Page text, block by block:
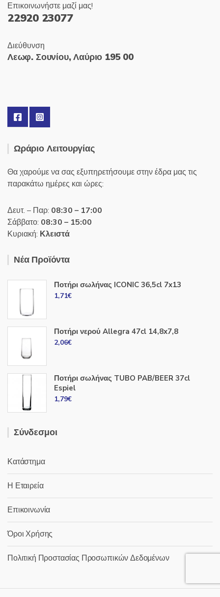
Επικοινωνήστε μαζί μας!
22920 23077
Διεύθυνση
Λεωφ. Σουνίου, Λαύριο 195 00
Ωράριο Λειτουργίας
Θα χαρούμε να σας εξυπηρετήσουμε στην έδρα μας τις
παρακάτω ημέρες και ώρες:
Δευτ. – Παρ: 08:30 – 17:00
Σάββατο: 08:30 – 15:00
Κυριακή: Κλειστά
Νέα Προϊόντα
Ποτήρι σωλήνας ICONIC 36,5cl 7x13
1,71€
Ποτήρι νερού Allegra 47cl 14,8x7,8
2,06€
Ποτήρι σωλήνας TUBO PAB/BEER 37cl
Espiel
1,79€
Σύνδεσμοι
Κατάστημα
Η Εταιρεία
Επικοινωνία
Όροι Χρήσης
Πολιτική Προστασίας Προσωπικών Δεδομένων